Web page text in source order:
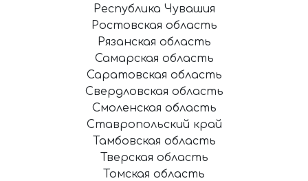
Республика Чувашия
Ростовская область
Рязанская область
Самарская область
Саратовская область
Свердловская область
Смоленская область
Ставропольский край
Тамбовская область
Тверская область
Томская область